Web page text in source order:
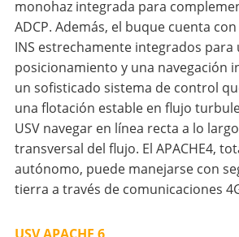
monohaz integrada para
ADCP. Además, el buque cuenta
INS estrechamente integrados para
posicionamiento y una navegación
un sofisticado sistema de control
una flotación estable en flujo
USV navegar en línea recta a lo
transversal del flujo. El APACHE4,
autónomo, puede manejarse con
tierra a través de comunicaciones